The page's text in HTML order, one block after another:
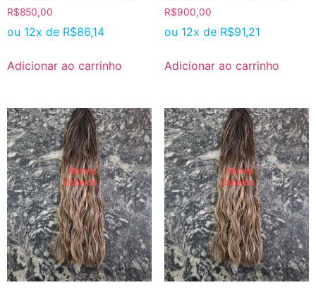
R$850,00
ou 12x de R$86,14
Adicionar ao carrinho
R$900,00
ou 12x de R$91,21
Adicionar ao carrinho